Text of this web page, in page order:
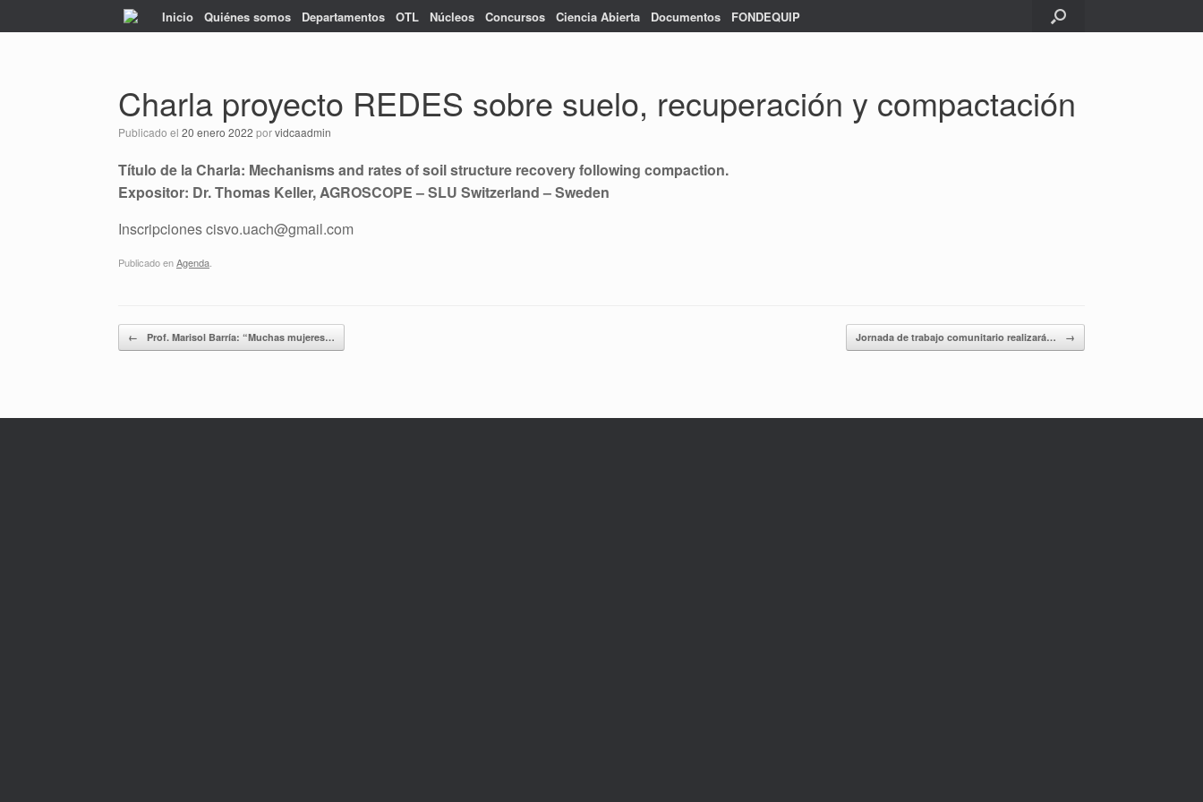
Inicio Quiénes somos Departamentos OTL Núcleos Concursos Ciencia Abierta Documentos FONDEQUIP
Charla proyecto REDES sobre suelo, recuperación y compactación
Publicado el 20 enero 2022 porvidcaadmin
Título de la Charla: Mechanisms and rates of soil structure recovery following compaction.
Expositor: Dr. Thomas Keller, AGROSCOPE – SLU Switzerland – Sweden
Inscripciones cisvo.uach@gmail.com
Publicado enAgenda
Navegador de artículos
← Prof. Marisol Barría: “Muchas mujeres… Jornada de trabajo comunitario realizará… →